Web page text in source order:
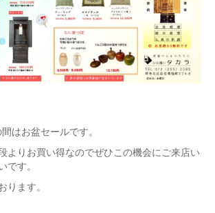
・お休みの案内
内
洗い
はお盆セールです。
よりお買い得なのでぜひこの機会にご来店い
です。
ります。